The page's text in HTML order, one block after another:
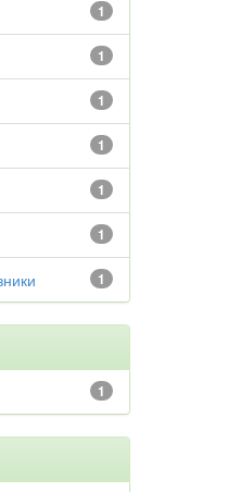
1
1
1
1
1
1
1
1